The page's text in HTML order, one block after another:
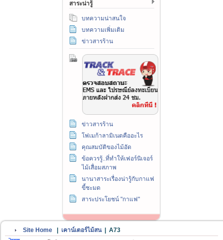
สาระน่ารู้
บทความน่าสนใจ
บทความเพิ่มเติม
ข่าวสารร้าน
ข่าวสารร้าน
โฟเมก้าลามิเนตคืออะไร
คุณสมบัติของไม้อัด
ข้อควรรู้..ที่ทำให้เฟอร์นิเจอร์
ไม้เสื่อมสภาพ
นานาสาระเรื่องน่ารู้กับกาแฟ
ขี้ชะมด
สาระประโยชน์ "กาแฟ"
Site Home เคาน์เตอร์ไม้สน| A73